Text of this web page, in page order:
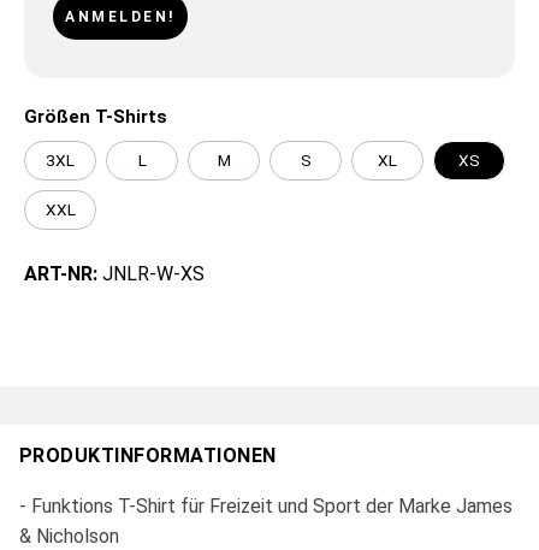
ANMELDEN!
Größen T-Shirts
3XL L M S XL XS
XXL
ART-NR: JNLR-W-XS
PRODUKTINFORMATIONEN
- Funktions T-Shirt für Freizeit und Sport der Marke James
& Nicholson